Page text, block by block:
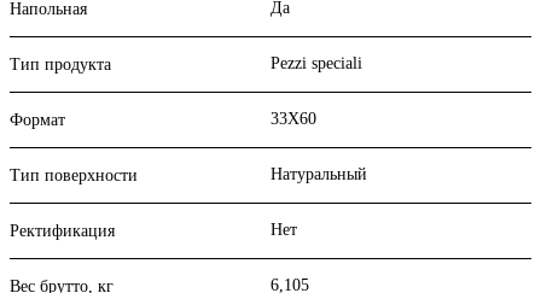
Напольная Да
Тип продукта Pezzi speciali
Формат 33X60
Тип поверхности Натуральный
Ректификация Нет
Вес брутто, кг 6,105